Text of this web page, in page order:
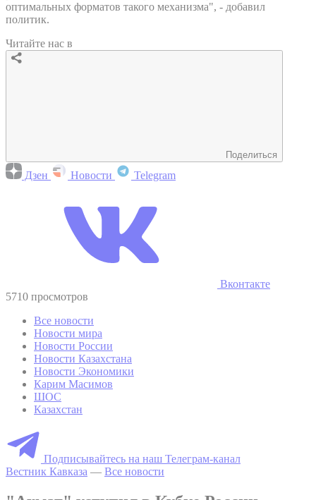
оптимальных форматов такого механизма", - добавил
политик.
Читайте нас в
Поделиться
Дзен Новости Telegram
Вконтакте
5710 просмотров
Все новости
Новости мира
Новости России
Новости Казахстана
Новости Экономики
Карим Масимов
ШОС
Казахстан
Подписывайтесь на наш Телеграм-канал
Вестник Кавказа — Все новости